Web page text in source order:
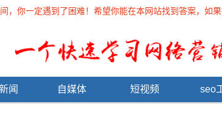
，你一定遇到了困难！希望你能在本网站找到答案，如
闻 自媒体 短视频 seo